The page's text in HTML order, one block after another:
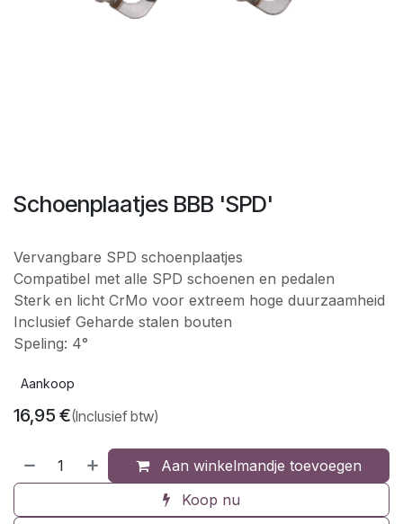
Schoenplaatjes BBB 'SPD'
Vervangbare SPD schoenplaatjes
Compatibel met alle SPD schoenen en pedalen
Sterk en licht CrMo voor extreem hoge duurzaamheid
Inclusief Geharde stalen bouten
Speling: 4°
Aankoop
16,95 €(Inclusief btw)
Aan winkelmandje toevoegen
Koop nu